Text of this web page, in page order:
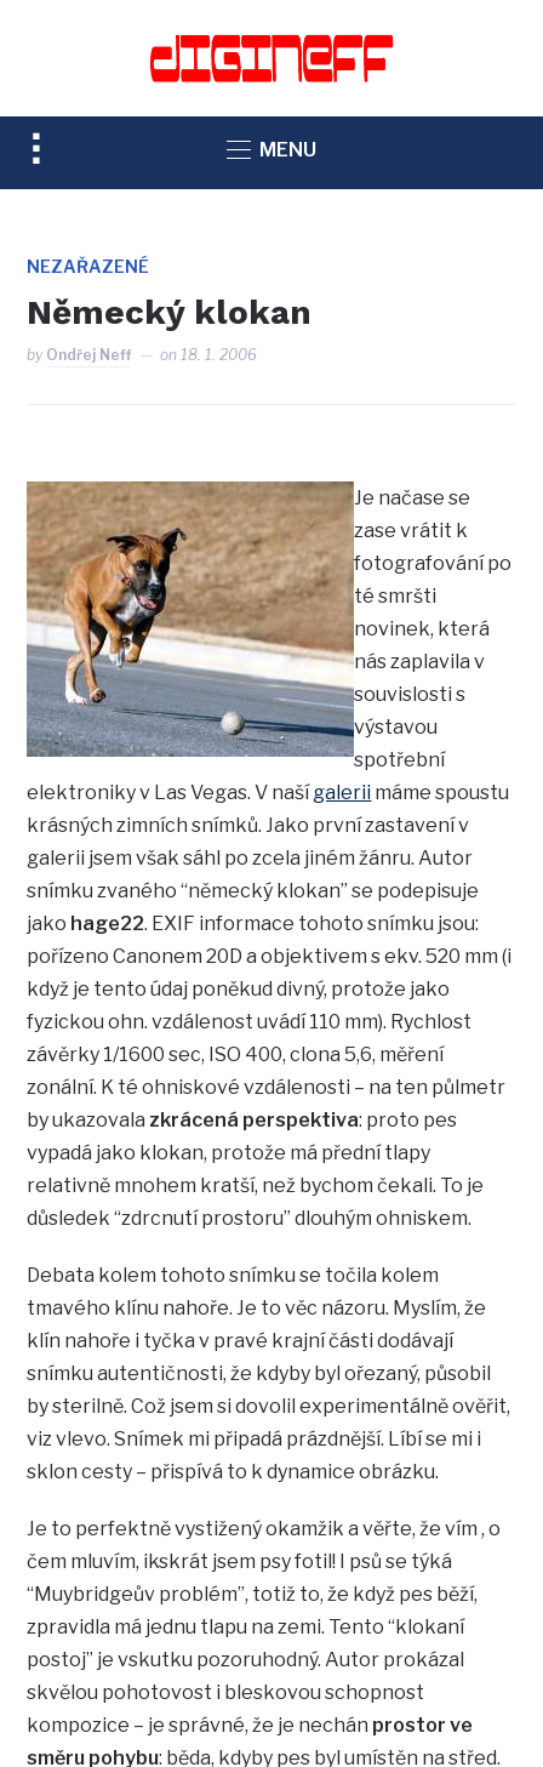
TOGGLE
SIDEBAR
NAVIGATION
MENU
NEZAŘAZENÉ
Německý klokan
by Ondřej Neff on18. 1. 2006
Je načase se
zase vrátit k
fotografování po
té smršti
novinek, která
nás zaplavila v
souvislosti s
výstavou
spotřební
elektroniky v Las Vegas. V našígalerii máme spoustu
krásných zimních snímků. Jako první zastavení v
galerii jsem však sáhl po zcela jiném žánru. Autor
snímku zvaného “německý klokan” se podepisuje
jako hage22. EXIF informace tohoto snímku jsou:
pořízeno Canonem 20D a objektivem s ekv. 520 mm (i
když je tento údaj poněkud divný, protože jako
fyzickou ohn. vzdálenost uvádí 110 mm). Rychlost
závěrky 1/1600 sec, ISO 400, clona 5,6, měření
zonální. K té ohniskové vzdálenosti – na ten půlmetr
by ukazovala zkrácená perspektiva: proto pes
vypadá jako klokan, protože má přední tlapy
relativně mnohem kratší, než bychom čekali. To je
důsledek “zdrcnutí prostoru” dlouhým ohniskem.
Debata kolem tohoto snímku se točila kolem
tmavého klínu nahoře. Je to věc názoru. Myslím, že
klín nahoře i tyčka v pravé krajní části dodávají
snímku autentičnosti, že kdyby byl ořezaný, působil
by sterilně. Což jsem si dovolil experimentálně ověřit,
viz vlevo. Snímek mi připadá prázdnější. Líbí se mi i
sklon cesty – přispívá to k dynamice obrázku.
Je to perfektně vystižený okamžik a věřte, že vím , o
čem mluvím, ikskrát jsem psy fotil! I psů se týká
“Muybridgeův problém”, totiž to, že když pes běží,
zpravidla má jednu tlapu na zemi. Tento “klokaní
postoj” je vskutku pozoruhodný. Autor prokázal
skvělou pohotovost i bleskovou schopnost
kompozice – je správné, že je nechán prostor ve
směru pohybu: běda, kdyby pes byl umístěn na střed.